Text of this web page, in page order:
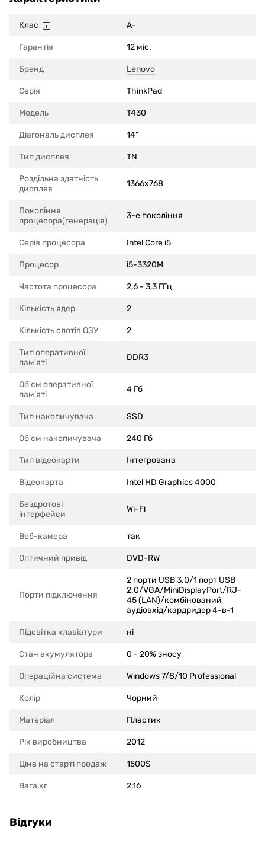
Клас A-
Гарантія 12 міс.
Бренд Lenovo
Серія ThinkPad
Модель T430
Діагональ дисплея 14"
Тип дисплея TN
Роздільна здатність
дисплея
1366x768
Покоління
процесора(генерація)
3-е покоління
Серія процесора Intel Core i5
Процесор i5-3320M
Частота процесора 2,6 - 3,3 ГГц
Кількість ядер 2
Кількість слотів ОЗУ 2
Тип оперативної
пам'яті
DDR3
Об'єм оперативної
пам'яті
4 Гб
Тип накопичувача SSD
Об'єм накопичувача 240 Гб
Тип відеокарти Інтегрована
Відеокарта Intel HD Graphics 4000
Бездротові
інтерфейси
Wi-Fi
Веб-камера так
Оптичний привід DVD-RW
Порти підключення
2 порти USB 3.0/1 порт USB
2.0/VGA/MiniDisplayPort/RJ-
45 (LAN)/комбінований
аудіовхід/кардридер 4-в-1
Підсвітка клавіатури ні
Стан акумулятора 0 - 20% зносу
Операційна система Windows 7/8/10 Professional
Колір Чорний
Матеріал Пластик
Рік виробництва 2012
Ціна на старті продаж 1500$
Вага,кг 2,16
Відгуки